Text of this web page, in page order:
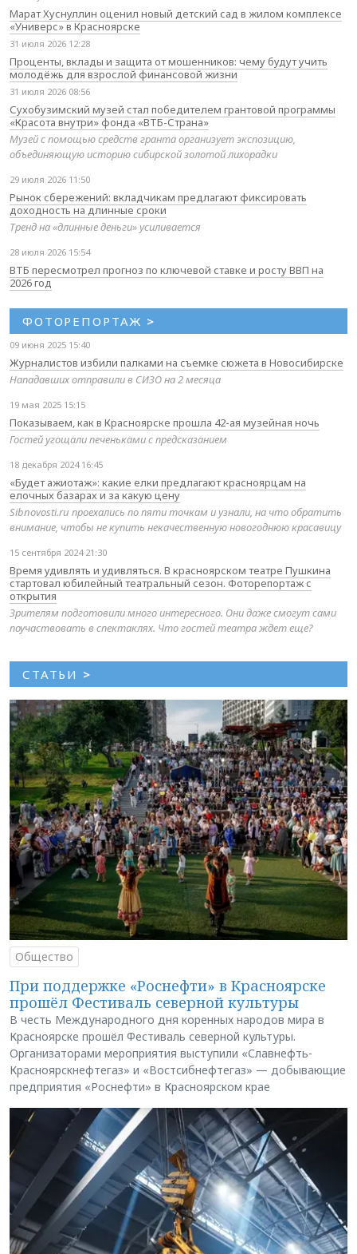
Марат Хуснуллин оценил новый детский сад в жилом комплексе
«Универс» в Красноярске
31 июля 2026 12:28
Проценты, вклады и защита от мошенников: чему будут учить
молодёжь для взрослой финансовой жизни
31 июля 2026 08:56
Сухобузимский музей стал победителем грантовой программы
«Красота внутри» фонда «ВТБ-Страна»
Музей с помощью средств гранта организует экспозицию,
объединяющую историю сибирской золотой лихорадки
29 июля 2026 11:50
Рынок сбережений: вкладчикам предлагают фиксировать
доходность на длинные сроки
Тренд на «длинные деньги» усиливается
28 июля 2026 15:54
ВТБ пересмотрел прогноз по ключевой ставке и росту ВВП на
2026 год
ФОТОРЕПОРТАЖ >
09 июня 2025 15:40
Журналистов избили палками на съемке сюжета в Новосибирске
Нападавших отправили в СИЗО на 2 месяца
19 мая 2025 15:15
Показываем, как в Красноярске прошла 42-ая музейная ночь
Гостей угощали печеньками с предсказанием
18 декабря 2024 16:45
«Будет ажиотаж»: какие елки предлагают красноярцам на
елочных базарах и за какую цену
Sibnovosti.ru проехались по пяти точкам и узнали, на что обратить
внимание, чтобы не купить некачественную новогоднюю красавицу
15 сентября 2024 21:30
Время удивлять и удивляться. В красноярском театре Пушкина
стартовал юбилейный театральный сезон. Фоторепортаж с
открытия
Зрителям подготовили много интересного. Они даже смогут сами
поучаствовать в спектаклях. Что гостей театра ждет еще?
СТАТЬИ >
Общество
При поддержке «Роснефти» в Красноярске
прошёл Фестиваль северной культуры
В честь Международного дня коренных народов мира в
Красноярске прошёл Фестиваль северной культуры.
Организаторами мероприятия выступили «Славнефть-
Красноярскнефтегаз» и «Востсибнефтегаз» — добывающие
предприятия «Роснефти» в Красноярском крае